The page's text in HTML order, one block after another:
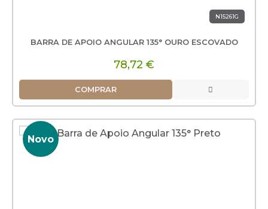
N15261G
BARRA DE APOIO ANGULAR 135° OURO ESCOVADO
78,72 €
COMPRAR
Novo